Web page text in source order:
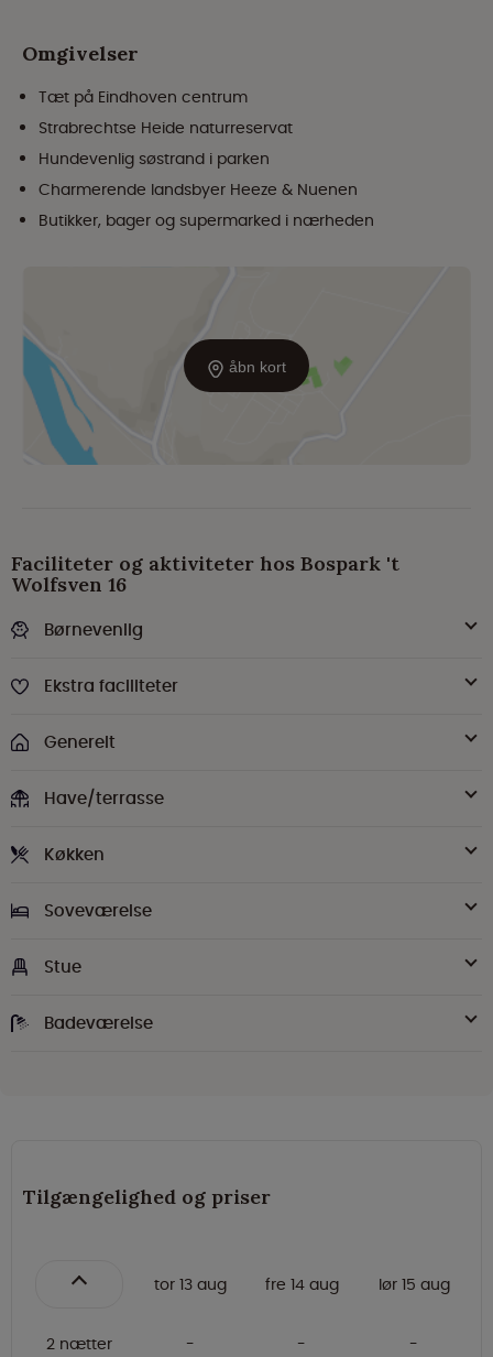
åbn kort
Omgivelser
Tæt på Eindhoven centrum
Strabrechtse Heide naturreservat
Hundevenlig søstrand i parken
Charmerende landsbyer Heeze & Nuenen
Butikker, bager og supermarked i nærheden
Faciliteter og aktiviteter hos Bospark 't
Wolfsven 16
Børnevenlig
Ekstra faciliteter
Generelt
Have/terrasse
Køkken
Soveværelse
Stue
Badeværelse
Tilgængelighed og priser
tor 13 aug fre 14 aug lør 15 aug
2 nætter